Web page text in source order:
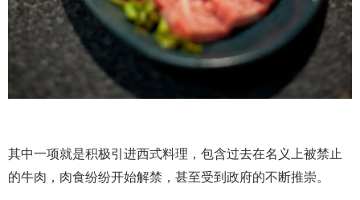
其中一项就是积极引进西式料理，包含过去在名义上被禁止
的牛肉，肉食纷纷开始解禁，甚至受到政府的不断推崇。